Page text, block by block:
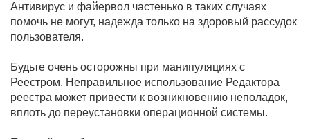
Антивирус и файервол частенько в таких случаях
помочь не могут, надежда только на здоровый рассудок
пользователя.
Будьте очень осторожны при манипуляциях с
Реестром. Неправильное использование Редактора
реестра может привести к возникновению неполадок,
вплоть до переустановки операционной системы.